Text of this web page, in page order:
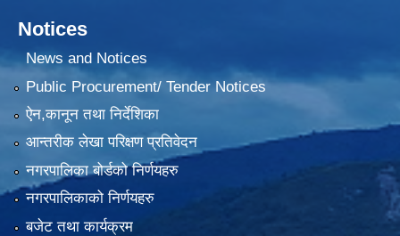
Notices
News and Notices
Public Procurement/ Tender Notices
ऐन,कानून तथा निर्देशिका
आन्तरीक लेखा परिक्षण प्रतिवेदन
नगरपालिका बोर्डको निर्णयहरु
नगरपालिकाको निर्णयहरु
बजेट तथा कार्यक्रम